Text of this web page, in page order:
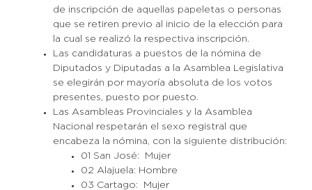
de inscripción de aquellas papeletas o personas
que se retiren previo al inicio de la elección para
la cual se realizó la respectiva inscripción.
Las candidaturas a puestos de la nómina de
Diputados y Diputadas a la Asamblea Legislativa
se elegirán por mayoría absoluta de los votos
presentes, puesto por puesto.
Las Asambleas Provinciales y la Asamblea
Nacional respetarán el sexo registral que
encabeza la nómina, con la siguiente distribución:
01 San José: Mujer
02 Alajuela: Hombre
03 Cartago: Mujer